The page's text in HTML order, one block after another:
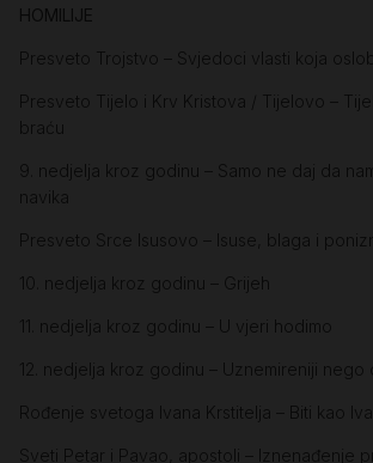
HOMILIJE
Presveto Trojstvo – Svjedoci vlasti koja
Presveto Tijelo i Krv Kristova / Tijelovo –
braću
9. nedjelja kroz godinu – Samo ne daj da
navika
Presveto Srce Isusovo – Isuse, blaga i
10. nedjelja kroz godinu – Grijeh
11. nedjelja kroz godinu – U vjeri hodimo
12. nedjelja kroz godinu – Uznemireniji nego
Rođenje svetoga Ivana Krstitelja – Biti kao
Sveti Petar i Pavao, apostoli – Iznenađenje